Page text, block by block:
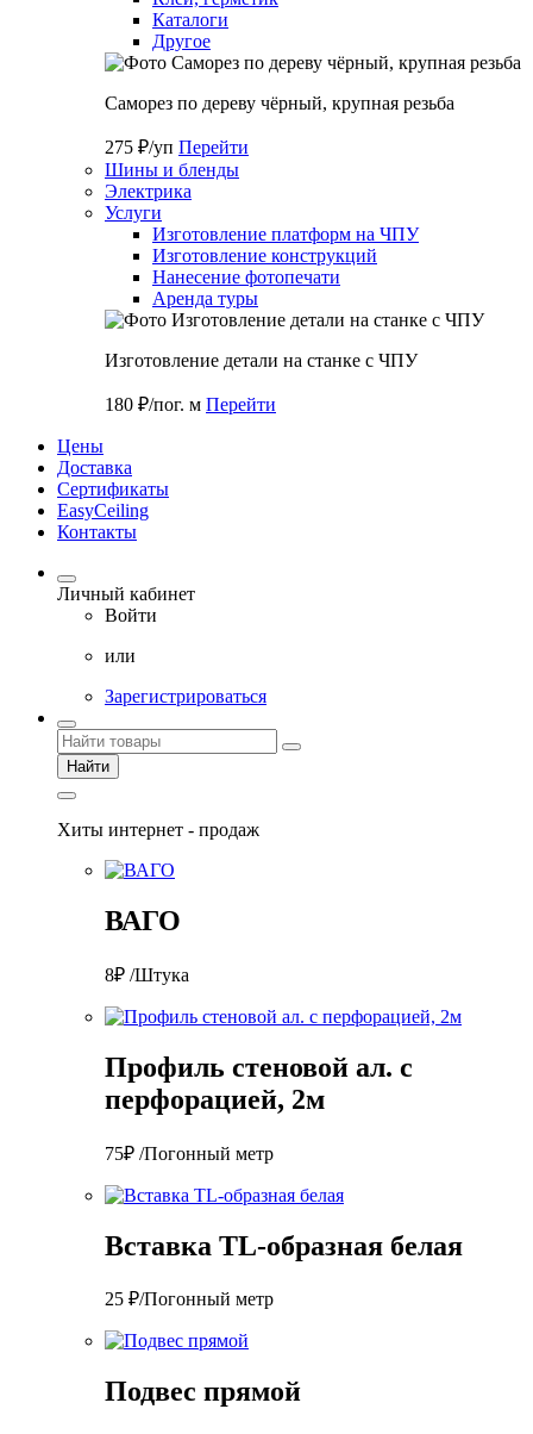
Каталоги
Другое
Саморез по дереву чёрный, крупная резьба
275 ₽/уп Перейти
Шины и бленды
Электрика
Услуги
Изготовление платформ на ЧПУ
Изготовление конструкций
Нанесение фотопечати
Аренда туры
Изготовление детали на станке с ЧПУ
180 ₽/пог. м Перейти
Цены
Доставка
Cертификаты
EasyCeiling
Контакты
Личный кабинет
Войти
или
Зарегистрироваться
Найти
Хиты интернет - продаж
ВАГО
8₽ /Штука
Профиль стеновой ал. с
перфорацией, 2м
75₽ /Погонный метр
Вставка TL-образная белая
25 ₽/Погонный метр
Подвес прямой